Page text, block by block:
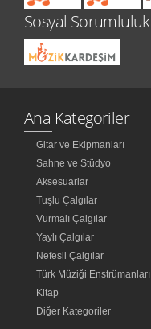
Sosyal Sorumluluk
Ana Kategoriler
Gitar ve Ekipmanları
Sahne ve Stüdyo
Aksesuarlar
Tuşlu Çalgılar
Vurmalı Çalgılar
Yaylı Çalgılar
Nefesli Çalgılar
Türk Müziği Enstrümanları
Kitap
Diğer Kategoriler